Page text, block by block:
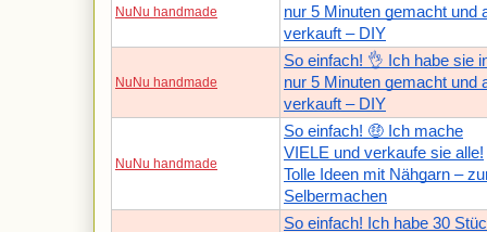
NuNu handmade
nur 5 Minuten gemacht und
verkauft – DIY
NuNu handmade
So einfach! 👌 Ich habe sie
nur 5 Minuten gemacht und
verkauft – DIY
NuNu handmade
So einfach! 🤑 Ich mache
VIELE und verkaufe sie alle!
Tolle Ideen mit Nähgarn –
Selbermachen
So einfach! Ich habe 30